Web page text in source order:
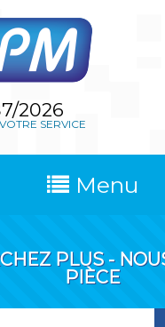
2026
SERVICE
Menu
PLUS -
PIÈCE